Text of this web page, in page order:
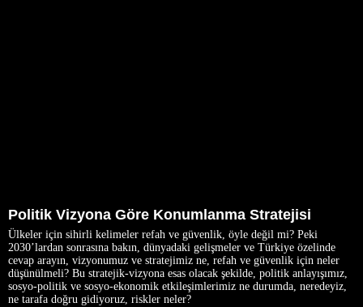
Politik Vizyona Göre Konumlanma Stratejisi
Ülkeler için sihirli kelimeler refah ve güvenlik, öyle değil mi? Peki
2030’lardan sonrasına bakın, dünyadaki gelişmeler ve Türkiye özelinde
cevap arayın, vizyonumuz ve stratejimiz ne, refah ve güvenlik için neler
düşünülmeli? Bu stratejik-vizyona esas olacak şekilde, politik anlayışımız,
sosyo-politik ve sosyo-ekonomik etkileşimlerimiz ne durumda, neredeyiz,
ne tarafa doğru gidiyoruz, riskler neler?